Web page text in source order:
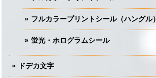
フルカラープリントシール（ハングル）
蛍光・ホログラムシール
ドデカ文字